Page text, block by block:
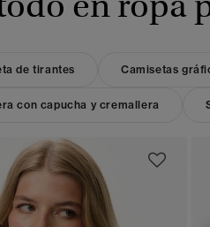
de tirantes Camisetas
con capucha y cremallera